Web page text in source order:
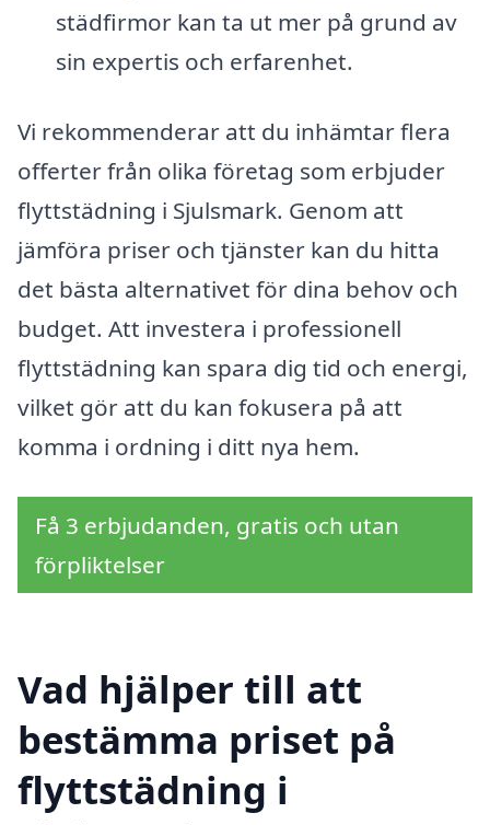
städfirmor kan ta ut mer på grund av
sin expertis och erfarenhet.
Vi rekommenderar att du inhämtar flera
offerter från olika företag som erbjuder
flyttstädning i Sjulsmark. Genom att
jämföra priser och tjänster kan du hitta
det bästa alternativet för dina behov och
budget. Att investera i professionell
flyttstädning kan spara dig tid och energi,
vilket gör att du kan fokusera på att
komma i ordning i ditt nya hem.
Få 3 erbjudanden, gratis och utan
förpliktelser
Vad hjälper till att
bestämma priset på
flyttstädning i